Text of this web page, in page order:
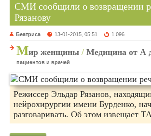
СМИ сообщили о возвращении
Рязанову
Беатриса 13-01-2015, 05:51 1 096
Мир женщины / Медицина от А
пациентов и врачей
Режиссер Эльдар Рязанов,
нейрохирургии имени Бурденко,
разговаривать. Об этом извещает